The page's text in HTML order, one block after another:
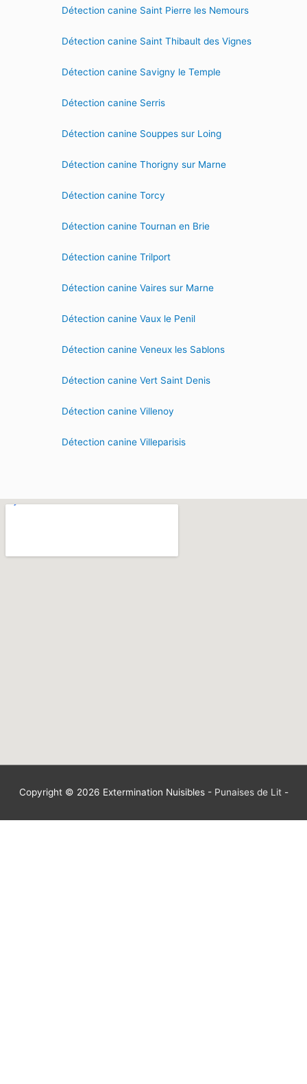
Détection canine Saint Pierre les Nemours
Détection canine Saint Thibault des Vignes
Détection canine Savigny le Temple
Détection canine Serris
Détection canine Souppes sur Loing
Détection canine Thorigny sur Marne
Détection canine Torcy
Détection canine Tournan en Brie
Détection canine Trilport
Détection canine Vaires sur Marne
Détection canine Vaux le Penil
Détection canine Veneux les Sablons
Détection canine Vert Saint Denis
Détection canine Villenoy
Détection canine Villeparisis
Copyright © 2026 Extermination Nuisibles- Punaises de Lit-